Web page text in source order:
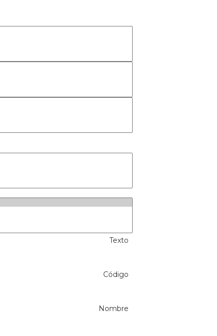
Texto
Código
Nombre